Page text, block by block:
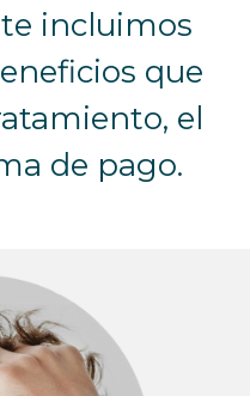
incluimos
que
el
de pago.